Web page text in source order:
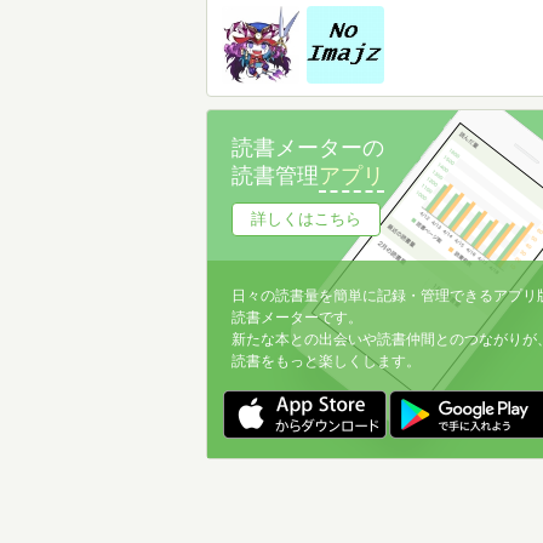
読書メーターの
読書管理アプリ
詳しくはこちら
日々の読書量を簡単に記録・管理できるアプリ
読書メーターです。
新たな本との出会いや読書仲間とのつながりが
読書をもっと楽しくします。